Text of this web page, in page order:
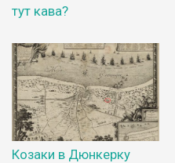
тут кава?
Козаки в Дюнкерку